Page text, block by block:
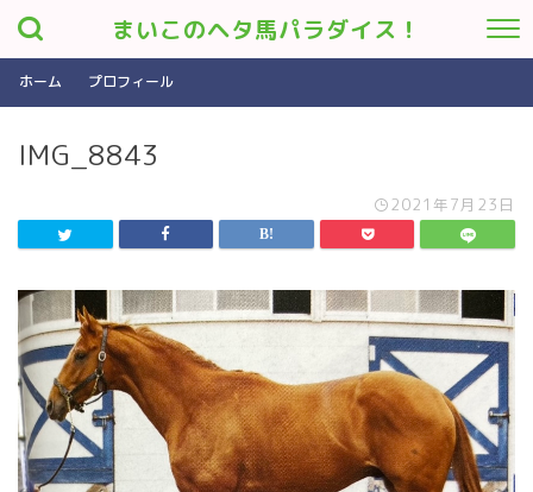
まいこのヘタ馬パラダイス！
ホーム プロフィール
IMG_8843
2021年7月23日